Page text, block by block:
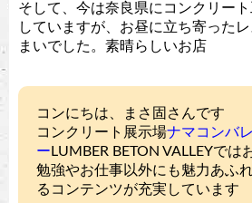
そして、今は奈良県にコンクリー
していますが、お昼に立ち寄った
まいでした。素晴らしいお店
コンにちは、まさ固さんです
コンクリート展示場ナマコンバレ
ーLUMBER BETON VALLEYでは
勉強やお仕事以外にも魅力あふ
るコンテンツが充実しています